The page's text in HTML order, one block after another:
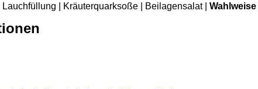
| Kräuterquarksoße | Beilagensalat | Wahlweise